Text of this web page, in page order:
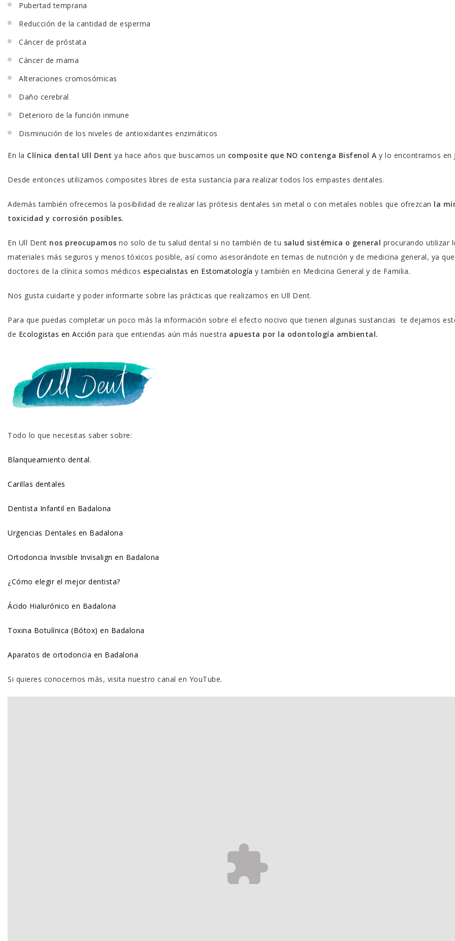
Pubertad temprana
Reducción de la cantidad de esperma
Cáncer de próstata
Cáncer de mama
Alteraciones cromosómicas
Daño cerebral
Deterioro de la función inmune
Disminución de los niveles de antioxidantes enzimáticos
En la Clínica dental Ull Dent ya hace años que buscamos un composite que NO contenga Bisfenol A y lo encontramos en
Desde entonces utilizamos composites libres de esta sustancia para realizar todos los empastes dentales.
Además también ofrecemos la posibilidad de realizar las prótesis dentales sin metal o con metales nobles que ofrezcan la
toxicidad y corrosión posibles.
En Ull Dent nos preocupamos no solo de tu salud dental si no también de tu salud sistémica o general procurando utilizar
materiales más seguros y menos tóxicos posible, así como asesorándote en temas de nutrición y de medicina general, ya
doctores de la clínica somos médicos especialistas en Estomatología y también en Medicina General y de Familia.
Nos gusta cuidarte y poder informarte sobre las prácticas que realizamos en Ull Dent.
Para que puedas completar un poco más la información sobre el efecto nocivo que tienen algunas sustancias te dejamos
de Ecologistas en Acción para que entiendas aún más nuestra apuesta por la odontología ambiental.
Todo lo que necesitas saber sobre:
Blanqueamiento dental.
Carillas dentales
Dentista Infantil en Badalona
Urgencias Dentales en Badalona
Ortodoncia Invisible Invisalign en Badalona
¿Cómo elegir el mejor dentista?
Ácido Hialurónico en Badalona
Toxina Botulínica (Bótox) en Badalona
Aparatos de ortodoncia en Badalona
Si quieres conocernos más, visita nuestro canal en YouTube.